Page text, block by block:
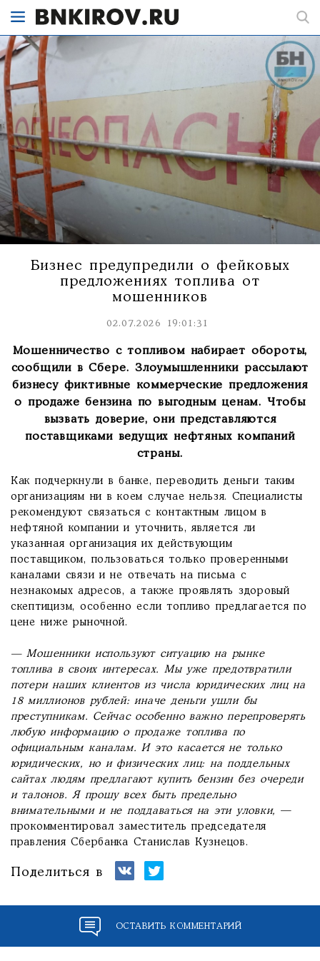
Бизнес предупредили о фейковых
предложениях топлива от
мошенников
02.07.2026 19:01:31
Мошенничество с топливом набирает обороты,
сообщили в Сбере. Злоумышленники рассылают
бизнесу фиктивные коммерческие предложения
о продаже бензина по выгодным ценам. Чтобы
вызвать доверие, они представляются
поставщиками ведущих нефтяных компаний
страны.
Как подчеркнули в банке, переводить деньги таким
организациям ни в коем случае нельзя. Специалисты
рекомендуют связаться с контактным лицом в
нефтяной компании и уточнить, является ли
указанная организация их действующим
поставщиком, пользоваться только проверенными
каналами связи и не отвечать на письма с
незнакомых адресов, а также проявлять здоровый
скептицизм, особенно если топливо предлагается по
цене ниже рыночной.
— Мошенники используют ситуацию на рынке
топлива в своих интересах. Мы уже предотвратили
потери наших клиентов из числа юридических лиц на
18 миллионов рублей: иначе деньги ушли бы
преступникам. Сейчас особенно важно перепроверять
любую информацию о продаже топлива по
официальным каналам. И это касается не только
юридических, но и физических лиц: на поддельных
сайтах людям предлагают купить бензин без очереди
и талонов. Я прошу всех быть предельно
внимательными и не поддаваться на эти уловки, —
прокомментировал заместитель председателя
правления Сбербанка Станислав Кузнецов.
Поделиться в
ОСТАВИТЬ КОММЕНТАРИЙ